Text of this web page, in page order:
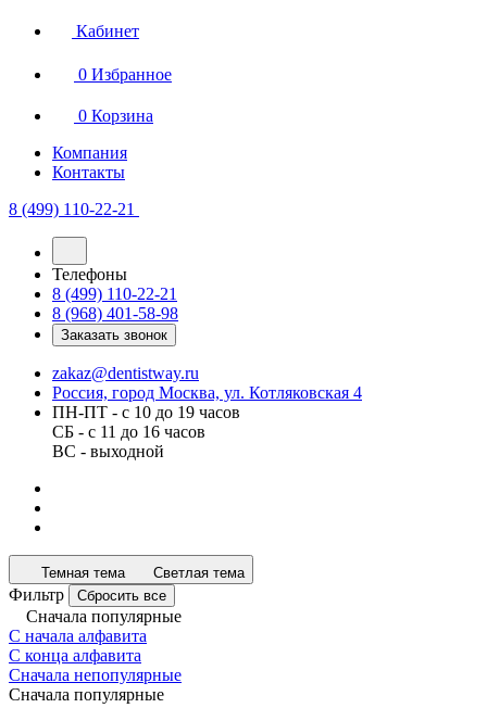
Кабинет
0 Избранное
0 Корзина
Компания
Контакты
8 (499) 110-22-21
Телефоны
8 (499) 110-22-21
8 (968) 401-58-98
Заказать звонок
zakaz@dentistway.ru
Россия, город Москва, ул. Котляковская 4
ПН-ПТ - с 10 до 19 часов
СБ - с 11 до 16 часов
ВС - выходной
Темная тема Светлая тема
Фильтр Сбросить все
Сначала популярные
С начала алфавита
С конца алфавита
Сначала непопулярные
Сначала популярные